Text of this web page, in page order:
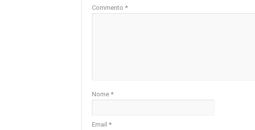
Commento *
Nome *
Email *